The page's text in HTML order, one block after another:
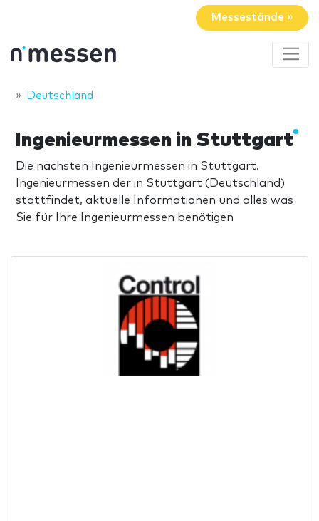
Messestände »
Deutschland
Ingenieurmessen in Stuttgart
Die nächsten Ingenieurmessen in Stuttgart.
Ingenieurmessen der in Stuttgart (Deutschland)
stattfindet, aktuelle Informationen und alles was
Sie für Ihre Ingenieurmessen benötigen